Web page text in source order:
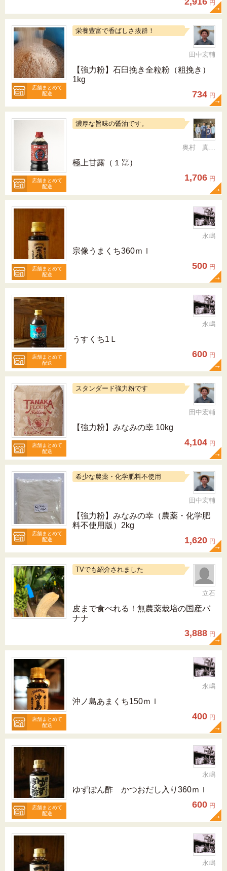
円
店舗まとめて
配送
栄養豊富で香ばしさ抜群！
田中宏輔
【強力粉】石臼挽き全粒粉（粗挽き）
1kg
734 円
店舗まとめて
配送
濃厚な旨味の醤油です。
奥村 真（ちか）
極上甘露（１㍑）
1,706 円
店舗まとめて
配送
永嶋
宗像うまくち360ｍｌ
500 円
店舗まとめて
配送
永嶋
うすくち1Ｌ
600 円
店舗まとめて
配送
スタンダード強力粉です
田中宏輔
【強力粉】みなみの幸 10kg
4,104 円
店舗まとめて
配送
希少な農薬・化学肥料不使用
田中宏輔
【強力粉】みなみの幸（農薬・化学肥
料不使用版）2kg
1,620 円
TVでも紹介されました
立石
皮まで食べれる！無農薬栽培の国産バ
ナナ
3,888 円
店舗まとめて
配送
永嶋
沖ノ島あまくち150ｍｌ
400 円
店舗まとめて
配送
永嶋
ゆずぽん酢 かつおだし入り360ｍｌ
600 円
永嶋